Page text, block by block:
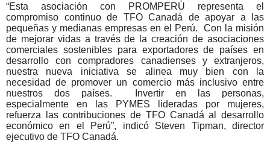
“Esta asociación con PROMPERÚ representa el
compromiso continuo de TFO Canadá de apoyar a las
pequeñas y medianas empresas en el Perú. Con la misión
de mejorar vidas a través de la creación de asociaciones
comerciales sostenibles para exportadores de países en
desarrollo con compradores canadienses y extranjeros,
nuestra nueva iniciativa se alinea muy bien con la
necesidad de promover un comercio más inclusivo entre
nuestros dos países. Invertir en las personas,
especialmente en las PYMES lideradas por mujeres,
refuerza las contribuciones de TFO Canadá al desarrollo
económico en el Perú”, indicó Steven Tipman, director
ejecutivo de TFO Canadá.